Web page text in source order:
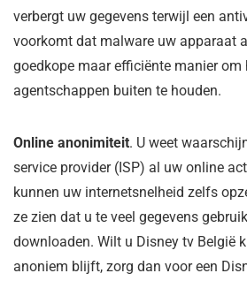
verbergt uw gegevens terwijl een
voorkomt dat malware uw apparaat
goedkope maar efficiënte manier om
agentschappen buiten te houden.
Online anonimiteit. U weet
service provider (ISP) al uw online
kunnen uw internetsnelheid zelfs
ze zien dat u te veel gegevens
downloaden. Wilt u Disney tv België
anoniem blijft, zorg dan voor een